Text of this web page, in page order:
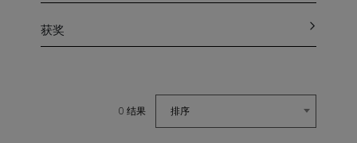
获奖
0 结果 排序